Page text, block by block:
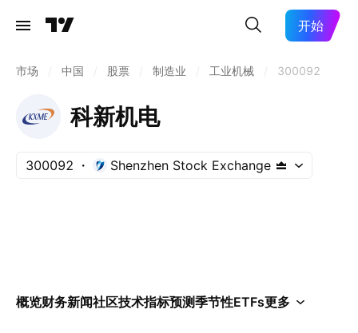
开始
市场 中国 股票 制造业 工业机械 300092
科新机电
300092 Shenzhen Stock Exchange
概览财务新闻社区技术指标预测季节性ETFs更多